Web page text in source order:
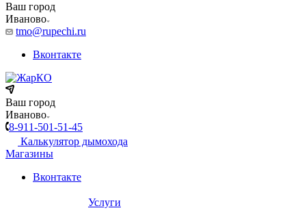
Ваш город
Иваново
tmo@rupechi.ru
Вконтакте
Ваш город
Иваново
8-911-501-51-45
Калькулятор дымохода
Магазины
Вконтакте
Услуги